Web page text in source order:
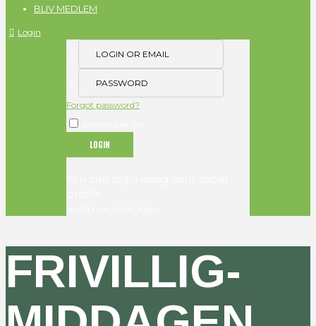
BLIV MEDLEM
Login
Forgot password?
FRIVILLIG-